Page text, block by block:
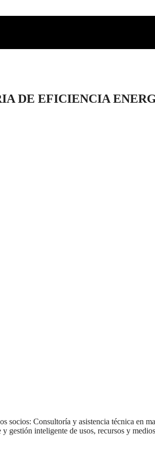
DE EFICIENCIA
socios: Consultoría y asistencia técnica en
gestión inteligente de usos, recursos y